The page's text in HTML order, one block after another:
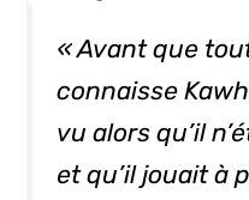
« Avant que
connaisse
vu alors qu’il
et qu’il jouait à